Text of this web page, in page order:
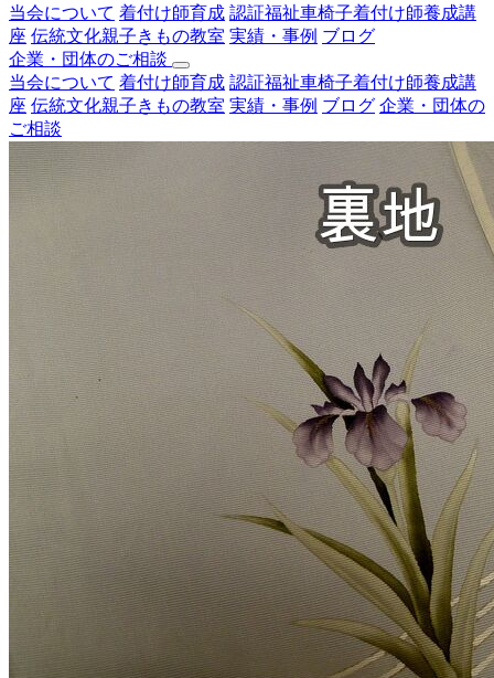
当会について 着付け師育成 認証福祉車椅子着付け師養成講
座 伝統文化親子きもの教室 実績・事例 ブログ
企業・団体のご相談
当会について 着付け師育成 認証福祉車椅子着付け師養成講
座 伝統文化親子きもの教室 実績・事例 ブログ 企業・団体の
ご相談